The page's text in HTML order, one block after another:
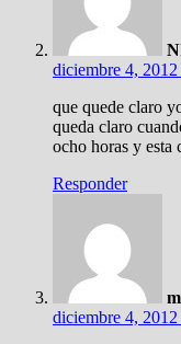
diciembre 4,
que quede claro
queda claro
ocho horas y esta
Responder
diciembre 4,